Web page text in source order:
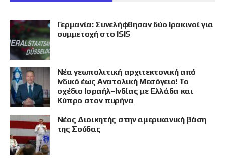
Γερμανία: Συνελήφθησαν δύο Ιρακινοί για
συμμετοχή στο ISIS
Νέα γεωπολιτική αρχιτεκτονική από
Ινδικό έως Ανατολική Μεσόγειο! Το
σχέδιο Ισραήλ–Ινδίας με Ελλάδα και
Κύπρο στον πυρήνα
Νέος Διοικητής στην αμερικανική βάση
της Σούδας